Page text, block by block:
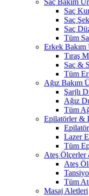
Saç Bakım
Saç
Saç
Saç
Tüm
Erkek Bakım
Tıraş
Saç &
Tüm
Ağız Bakım
Şarjlı
Ağız
Tüm
Epilatörler &
Lazer
Tüm
Ateş Ölçerler
Ateş
Tüm
Masaj Aletleri